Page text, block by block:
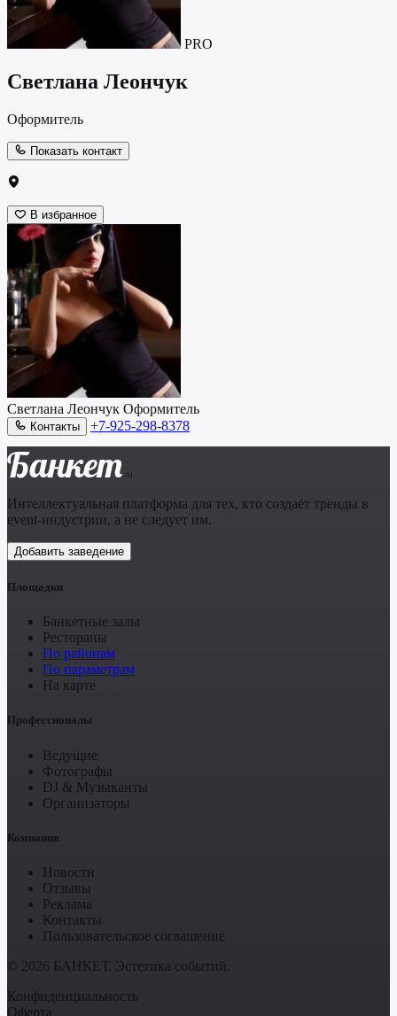
PRO
Светлана Леончук
Оформитель
Показать контакт
В избранное
Светлана Леончук Оформитель
Контакты +7-925-298-8378
Банкет .ru
Интеллектуальная платформа для тех, кто создаёт тренды в
event-индустрии, а не следует им.
Добавить заведение
Площадки
Банкетные залы
Рестораны
По районам
По параметрам
На карте
Профессионалы
Ведущие
Фотографы
DJ & Музыканты
Организаторы
Компания
Новости
Отзывы
Реклама
Контакты
Пользовательское соглашение
© 2026 БАНКЕТ. Эстетика событий.
Конфиденциальность
Оферта